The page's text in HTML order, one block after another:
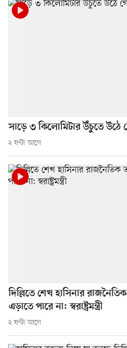
সাড়ে ৩ কিলোমিটার উঁচুতে উঠে
২ ঘণ্টা আগে
দিল্লিতে শেখ হাসিনার
এড়াতে পারে না: স্বরাষ্ট্রমন্ত্রী
২ ঘণ্টা আগে